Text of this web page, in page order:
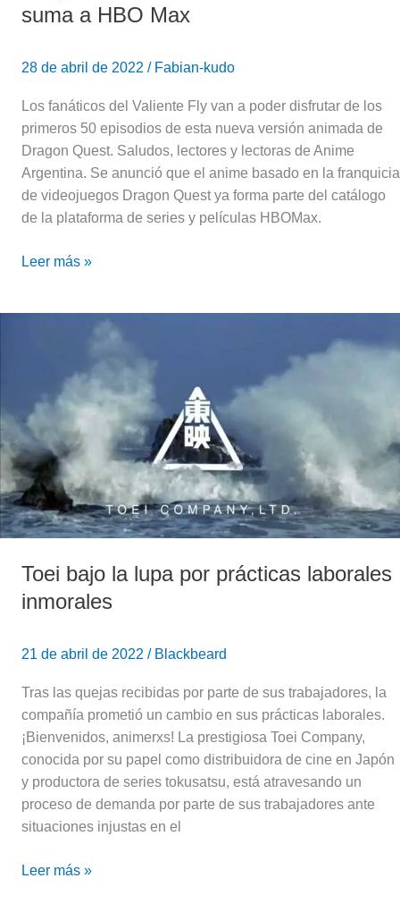
suma a HBO Max
28 de abril de 2022 / Fabian-kudo
Los fanáticos del Valiente Fly van a poder disfrutar de los
primeros 50 episodios de esta nueva versión animada de
Dragon Quest. Saludos, lectores y lectoras de Anime
Argentina. Se anunció que el anime basado en la franquicia
de videojuegos Dragon Quest ya forma parte del catálogo
de la plataforma de series y películas HBOMax.
of
suma
HBO
Leer más »
Toei bajo la lupa por prácticas laborales
inmorales
21 de abril de 2022 / Blackbeard
Tras las quejas recibidas por parte de sus trabajadores, la
compañía prometió un cambio en sus prácticas laborales.
¡Bienvenidos, animerxs! La prestigiosa Toei Company,
conocida por su papel como distribuidora de cine en Japón
y productora de series tokusatsu, está atravesando un
proceso de demanda por parte de sus trabajadores ante
situaciones injustas en el
por
prácticas
laborales
inmorales
Leer más »